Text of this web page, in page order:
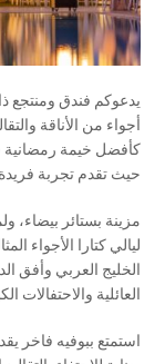
يدعوكم فندق ومنتجع
أجواء من الأناقة
حيث تقدم تجربة
مزينة بستائر بيضاء،
ليالي كتارا الأجواء
الخليج العربي وأفق
العائلية والاحتفالات
استمتع ببوفيه فاخر